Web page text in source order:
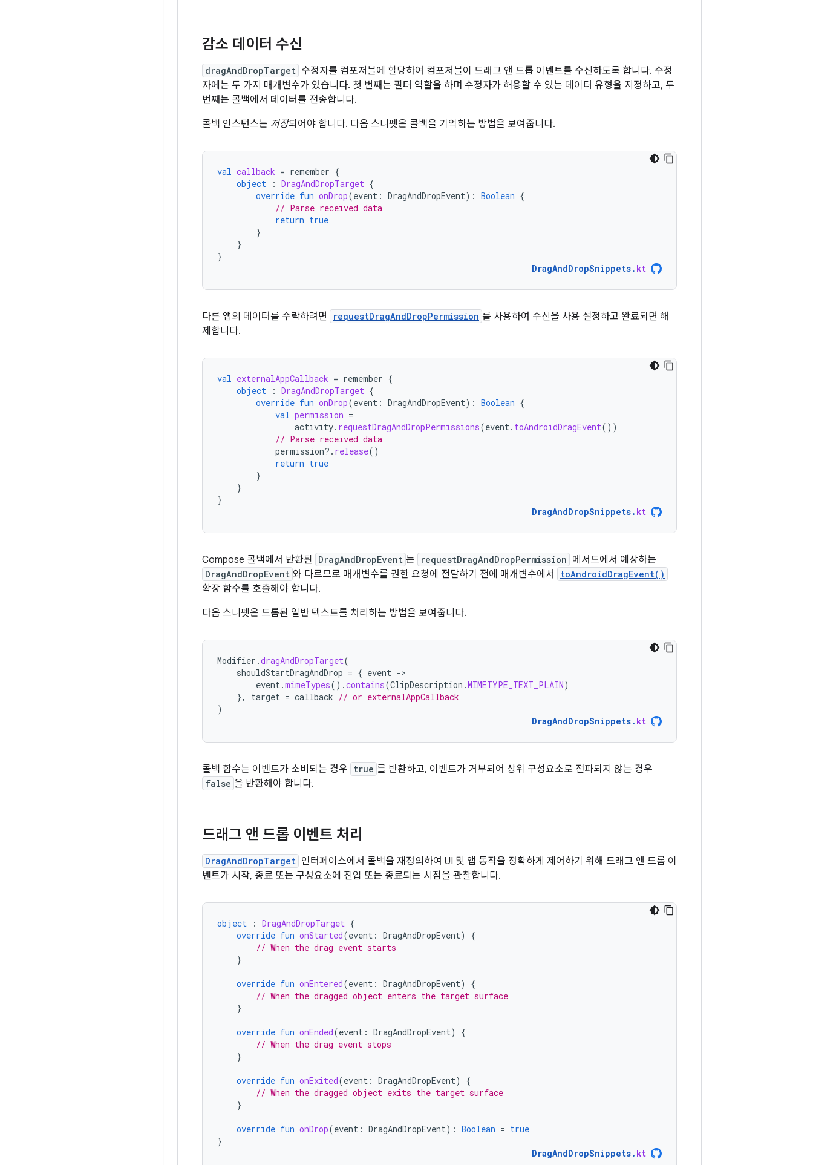
감소 데이터 수신
dragAndDropTarget 수정자를 컴포저블에 할당하여 컴포저블이 드래그 앤 드롭 이벤트를 수신하도록 합니다. 수정
자에는 두 가지 매개변수가 있습니다. 첫 번째는 필터 역할을 하며 수정자가 허용할 수 있는 데이터 유형을 지정하고, 두
번째는 콜백에서 데이터를 전송합니다.
콜백 인스턴스는 저장되어야 합니다. 다음 스니펫은 콜백을 기억하는 방법을 보여줍니다.
val callback = remember {
object
: DragAndDropTarget {
override fun onDrop(event : DragAndDropEvent): Boolean {
// Parse received data
return true
}
}
}
DragAndDropSnippets. kt
다른 앱의 데이터를 수락하려면 requestDragAndDropPermission 를 사용하여 수신을 사용 설정하고 완료되면 해
제합니다.
val externalAppCallback = remember {
object
: DragAndDropTarget {
override fun onDrop(event : DragAndDropEvent): Boolean {
val permission =
activity. requestDragAndDropPermissions(event. toAndroidDragEvent())
// Parse received data
permission?. release()
return true
}
}
}
DragAndDropSnippets. kt
Compose 콜백에서 반환된 DragAndDropEvent 는 requestDragAndDropPermission 메서드에서 예상하는
DragAndDropEvent 와 다르므로 매개변수를 권한 요청에 전달하기 전에 매개변수에서 toAndroidDragEvent()
확장 함수를 호출해야 합니다.
다음 스니펫은 드롭된 일반 텍스트를 처리하는 방법을 보여줍니다.
Modifier .dragAndDropTarget(
shouldStartDragAndDrop = { event -
event.mimeTypes().contains(ClipDescription .MIMETYPE_TEXT_PLAIN)
},
target = callback // or externalAppCallback
)
DragAndDropSnippets. kt
콜백 함수는 이벤트가 소비되는 경우 true 를 반환하고, 이벤트가 거부되어 상위 구성요소로 전파되지 않는 경우
false 을 반환해야 합니다.
드래그 앤 드롭 이벤트 처리
DragAndDropTarget 인터페이스에서 콜백을 재정의하여 UI 및 앱 동작을 정확하게 제어하기 위해 드래그 앤 드롭 이
벤트가 시작, 종료 또는 구성요소에 진입 또는 종료되는 시점을 관찰합니다.
object : DragAndDropTarget {
override fun onStarted(event : DragAndDropEvent)
{
// When the drag event starts
}
override fun onEntered(event : DragAndDropEvent)
{
// When the dragged object enters the target surface
}
override fun onEnded(event : DragAndDropEvent)
{
// When the drag event stops
}
override fun onExited(event : DragAndDropEvent)
{
// When the dragged object exits the target surface
}
override fun onDrop(event : DragAndDropEvent): Boolean = true
}
DragAndDropSnippets. kt